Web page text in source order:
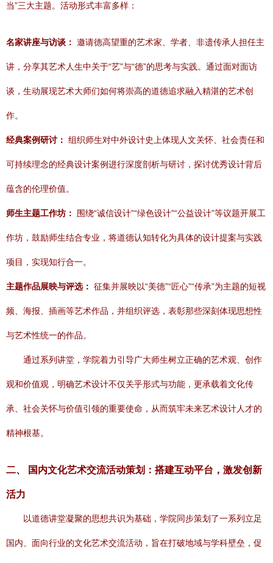
当”三大主题。活动形式丰富多样：
名家讲座与访谈： 邀请德高望重的艺术家、学者、非遗传承人担任主
讲，分享其艺术人生中关于“艺”与“德”的思考与实践。通过面对面访
谈，生动展现艺术大师们如何将崇高的道德追求融入精湛的艺术创
作。
经典案例研讨： 组织师生对中外设计史上体现人文关怀、社会责任和
可持续理念的经典设计案例进行深度剖析与研讨，探讨优秀设计背后
蕴含的伦理价值。
师生主题工作坊： 围绕“诚信设计”“绿色设计”“公益设计”等议题开展工
作坊，鼓励师生结合专业，将道德认知转化为具体的设计提案与实践
项目，实现知行合一。
主题作品展映与评选： 征集并展映以“美德”“匠心”“传承”为主题的短视
频、海报、插画等艺术作品，并组织评选，表彰那些深刻体现思想性
与艺术性统一的作品。
通过系列讲堂，学院着力引导广大师生树立正确的艺术观、创作
观和价值观，明确艺术设计不仅关乎形式与功能，更承载着文化传
承、社会关怀与价值引领的重要使命，从而筑牢未来艺术设计人才的
精神根基。
二、 国内文化艺术交流活动策划：搭建互动平台，激发创新
活力
以道德讲堂凝聚的思想共识为基础，学院同步策划了一系列立足
国内、面向行业的文化艺术交流活动，旨在打破地域与学科壁垒，促